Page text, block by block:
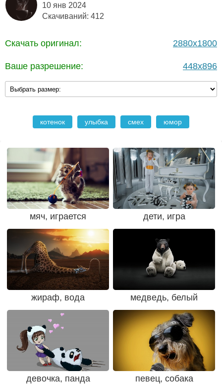
10 янв 2024
Скачиваний: 412
Скачать оригинал: 2880x1800
Ваше разрешение: 448x896
котенок улыбка смех юмор
мяч, играется дети, игра
жираф, вода медведь, белый
девочка, панда певец, собака